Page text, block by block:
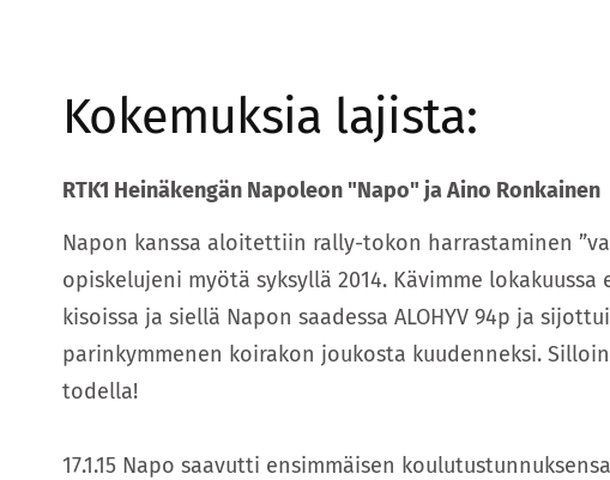
Kokemuksia lajista:
RTK1 Heinäkengän Napoleon "Napo" ja Aino Ronkainen
Napon kanssa aloitettiin rally-tokon harrastaminen
opiskelujeni myötä syksyllä 2014. Kävimme lokakuussa
kisoissa ja siellä Napon saadessa ALOHYV 94p ja
parinkymmenen koirakon joukosta kuudenneksi.
todella!
17.1.15 Napo saavutti ensimmäisen